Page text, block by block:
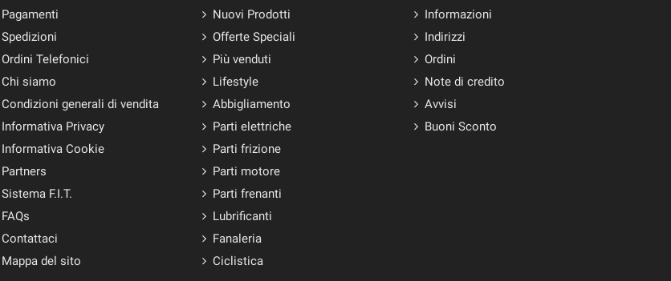
Pagamenti
Spedizioni
Ordini Telefonici
Chi siamo
Condizioni generali di vendita
Informativa Privacy
Informativa Cookie
Partners
Sistema F.I.T.
FAQs
Contattaci
Mappa del sito
Nuovi Prodotti
Offerte Speciali
Più venduti
Lifestyle
Abbigliamento
Parti elettriche
Parti frizione
Parti motore
Parti frenanti
Lubrificanti
Fanaleria
Ciclistica
Informazioni
Indirizzi
Ordini
Note di credito
Avvisi
Buoni Sconto